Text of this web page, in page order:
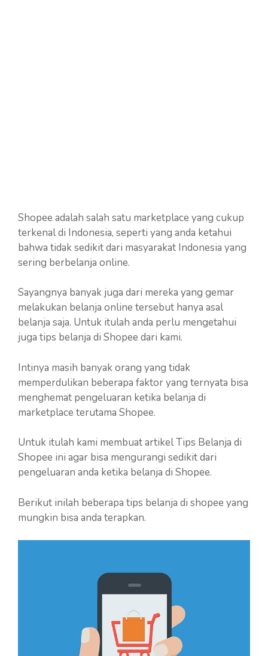
Shopee adalah salah satu marketplace yang cukup
terkenal di Indonesia, seperti yang anda ketahui
bahwa tidak sedikit dari masyarakat Indonesia yang
sering berbelanja online.
Sayangnya banyak juga dari mereka yang gemar
melakukan belanja online tersebut hanya asal
belanja saja. Untuk itulah anda perlu mengetahui
juga tips belanja di Shopee dari kami.
Intinya masih banyak orang yang tidak
memperdulikan beberapa faktor yang ternyata bisa
menghemat pengeluaran ketika belanja di
marketplace terutama Shopee.
Untuk itulah kami membuat artikel Tips Belanja di
Shopee ini agar bisa mengurangi sedikit dari
pengeluaran anda ketika belanja di Shopee.
Berikut inilah beberapa tips belanja di shopee yang
mungkin bisa anda terapkan.